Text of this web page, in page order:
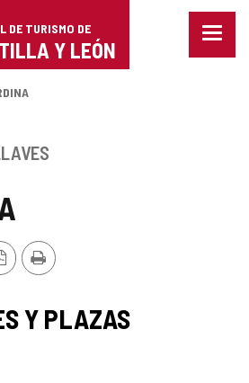
DE TURISMO DE
Y LEÓN
Menu
Versión
PDF
Imprimir
Y PLAZAS